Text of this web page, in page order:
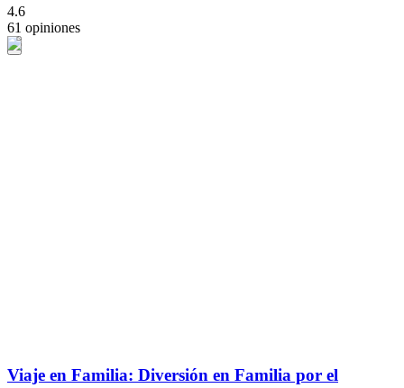
4.6
61 opiniones
Viaje en Familia: Diversión en Familia por el